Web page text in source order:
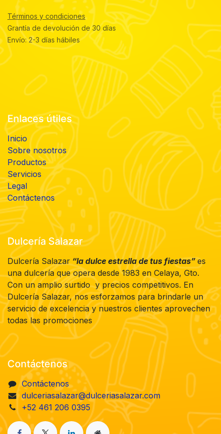
Términos y condiciones
Grantía de devolución de 30 días
Envío: 2-3 días hábiles
Enlaces útiles
Inicio
Sobre nosotros
Productos
Servicios
Legal
Contáctenos
Dulcería Salazar
Dulcería Salazar “la dulce estrella de tus fiestas”es
una dulcería que opera desde 1983 en Celaya, Gto.
Con un amplio surtido y precios competitivos. En
Dulcería Salazar, nos esforzamos para brindarle un
servicio de excelencia y nuestros clientes aprovechen
todas las promociones
Contáctenos
Contáctenos
dulceriasalazar@dulceriasalazar.com
+52 461 206 0395